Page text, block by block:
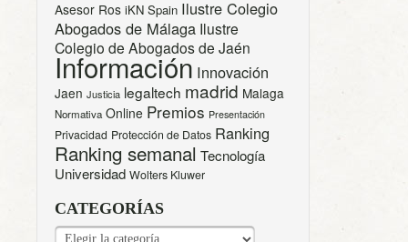
Asesor Ros iKN Spain Ilustre Colegio
Abogados de Málaga Ilustre
Colegio de Abogados de Jaén
Información Innovación
Jaen Justicia legaltech madrid Malaga
Normativa Online Premios Presentación
Privacidad Protección de Datos Ranking
Ranking semanal Tecnología
Universidad Wolters Kluwer
CATEGORÍAS
CATEGORÍAS